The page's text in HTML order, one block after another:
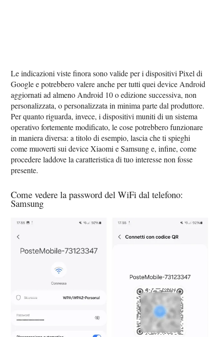
Le indicazioni viste finora sono valide per i dispositivi Pixel di
Google e potrebbero valere anche per tutti quei device Android
aggiornati ad almeno Android 10 o edizione successiva, non
personalizzata, o personalizzata in minima parte dal produttore.
Per quanto riguarda, invece, i dispositivi muniti di un sistema
operativo fortemente modificato, le cose potrebbero funzionare
in maniera diversa: a titolo di esempio, lascia che ti spieghi
come muoverti sui device Xiaomi e Samsung e, infine, come
procedere laddove la caratteristica di tuo interesse non fosse
presente.
Come vedere la password del WiFi dal telefono:
Samsung